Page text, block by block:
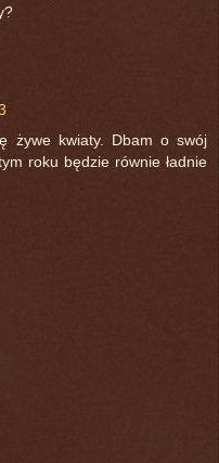
żywe kwiaty. Dbam o swój
roku będzie równie ładnie